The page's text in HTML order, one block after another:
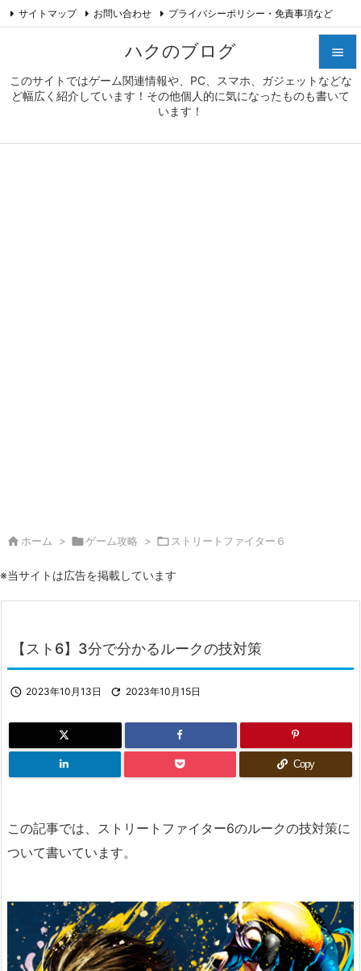
ハクのブログ
このサイトではゲーム関連情報や、PC、スマホ、ガジェットなどな
ど幅広く紹介しています！その他個人的に気になったものも書いて
います！


メニュ
サイド
サイトマップ お問い合わせ プライバシーポリシー・免責事項など
 ホーム > ゲーム攻略 >  ストリートファイター６
※当サイトは広告を掲載しています
【スト6】3分で分かるルークの技対策
 2023年10月13日  2023年10月15日
Copy
この記事では、ストリートファイター6のルークの技対策に
ついて書いています。